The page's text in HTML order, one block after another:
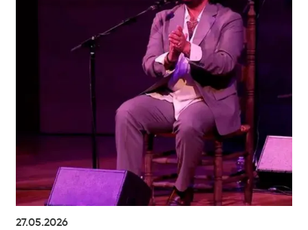
27.05.2026